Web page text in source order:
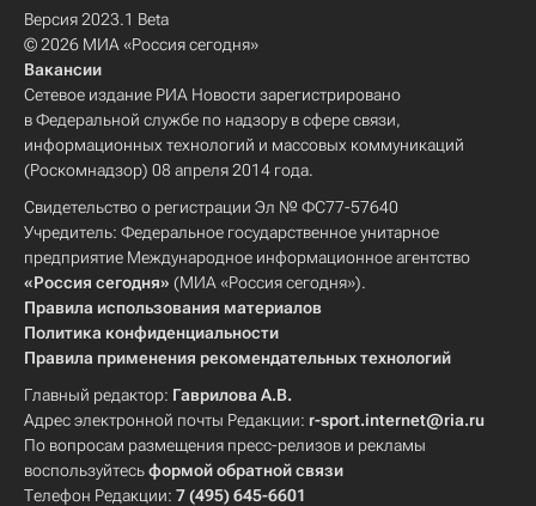
Версия 2023.1 Beta
© 2026 МИА «Россия сегодня»
Вакансии
Сетевое издание РИА Новости зарегистрировано
в Федеральной службе по надзору в сфере связи,
информационных технологий и массовых коммуникаций
(Роскомнадзор) 08 апреля 2014 года.
Свидетельство о регистрации Эл № ФС77-57640
Учредитель: Федеральное государственное унитарное
предприятие Международное информационное агентство
«Россия сегодня» (МИА «Россия сегодня»).
Правила использования материалов
Политика конфиденциальности
Правила применения рекомендательных технологий
Главный редактор: Гаврилова А.В.
Адрес электронной почты Редакции: r-sport.internet@ria.ru
По вопросам размещения пресс-релизов и рекламы
воспользуйтесьформой обратной связи
Телефон Редакции: 7 (495) 645-6601